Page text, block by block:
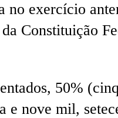
exercício
Constituição
50%
nove mil,